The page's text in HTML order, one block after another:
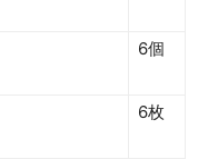
6個
6枚